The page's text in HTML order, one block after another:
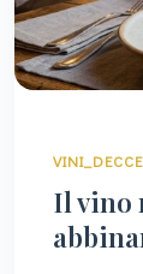
Il vino